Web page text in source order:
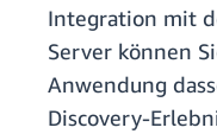
Integration mit
Server können
Anwendung
Discovery-